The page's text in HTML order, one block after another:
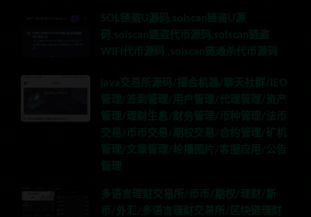
SOL链盗U源码,solscan链盗U源
码,solscan链盗代币源码,solscan链盗
WIFI代币源码,,solscan链通杀代币源码
java交易所源码/撮合机器/聊天社群/IEO
管理/签到管理/用户管理/代理管理/资产
管理/理财生息/财务管理/币种管理/法币
交易/币币交易/期权交易/合约管理/矿机
管理/文章管理/轮播图片/客服应用/公告
管理
多语言理财交易所/币币/期权/理财/新
币/外汇/多语言理财交易所/区块链理财